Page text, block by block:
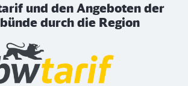
und den Angeboten der
durch die Region